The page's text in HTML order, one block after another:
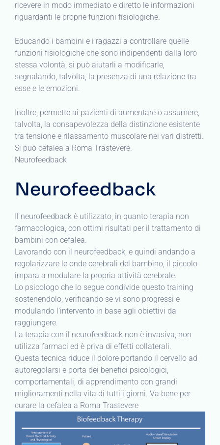
ricevere in modo immediato e diretto le informazioni
riguardanti le proprie funzioni fisiologiche.
Educando i bambini e i ragazzi a controllare quelle
funzioni fisiologiche che sono indipendenti dalla loro
stessa volontà, si può aiutarli a modificarle,
segnalando, talvolta, la presenza di una relazione tra
esse e le emozioni.
Inoltre, permette ai pazienti di aumentare o assumere,
talvolta, la consapevolezza della distinzione esistente
tra tensione e rilassamento muscolare nei vari distretti.
Si può cefalea a Roma Trastevere.
Neurofeedback
Neurofeedback
Il neurofeedback è utilizzato, in quanto terapia non
farmacologica, con ottimi risultati per il trattamento di
bambini con cefalea.
Lavorando con il neurofeedback, e quindi andando a
regolarizzare le onde cerebrali del bambino, il piccolo
impara a modulare la propria attività cerebrale.
Lo psicologo che lo segue condivide questo training
sostenendolo, verificando se vi sono progressi e
modulando l’intervento in base agli obiettivi da
raggiungere.
La terapia con il neurofeedback non è invasiva, non
utilizza farmaci ed è priva di effetti collaterali.
Questa tecnica riduce il dolore portando il cervello ad
autoregolarsi e porta dei benefici psicologici,
comportamentali, di apprendimento con grandi
miglioramenti nella vita di tutti i giorni. Va bene per
curare la cefalea a Roma Trastevere